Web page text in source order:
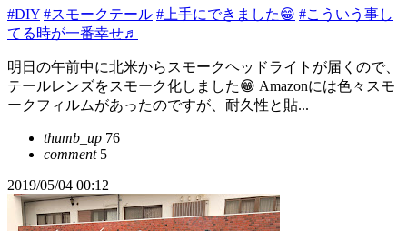
#DIY #スモークテール #上手にできました😁 #こういう事し
てる時が一番幸せ♬
明日の午前中に北米からスモークヘッドライトが届くので、
テールレンズをスモーク化しました😁 Amazonには色々スモ
ークフィルムがあったのですが、耐久性と貼...
thumb_up 76
comment5
2019/05/04 00:12